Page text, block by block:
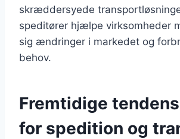
skræddersyede
speditører hjælpe virksomheder
sig ændringer i markedet og
behov.
Fremtidige
for spedition og